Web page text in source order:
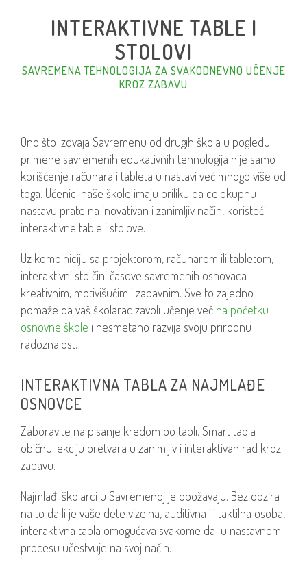
INTERAKTIVNE TABLE I
STOLOVI
SAVREMENA TEHNOLOGIJA ZA SVAKODNEVNO UČENJE
KROZ ZABAVU
Ono što izdvaja Savremenu od drugih škola u pogledu
primene savremenih edukativnih tehnologija nije samo
korišćenje računara i tableta u nastavi već mnogo više od
toga. Učenici naše škole imaju priliku da celokupnu
nastavu prate na inovativan i zanimljiv način, koristeći
interaktivne table i stolove.
Uz kombiniciju sa projektorom, računarom ili tabletom,
interaktivni sto čini časove savremenih osnovaca
kreativnim, motivišućim i zabavnim. Sve to zajedno
pomaže da vaš školarac zavoli učenje već na početku
osnovne škole i nesmetano razvija svoju prirodnu
radoznalost.
INTERAKTIVNA TABLA ZA NAJMLAĐE
OSNOVCE
Zaboravite na pisanje kredom po tabli. Smart tabla
običnu lekciju pretvara u zanimljiv i interaktivan rad kroz
zabavu.
Najmlađi školarci u Savremenoj je obožavaju. Bez obzira
na to da li je vaše dete vizelna, auditivna ili taktilna osoba,
interaktivna tabla omogućava svakome da u nastavnom
procesu učestvuje na svoj način.